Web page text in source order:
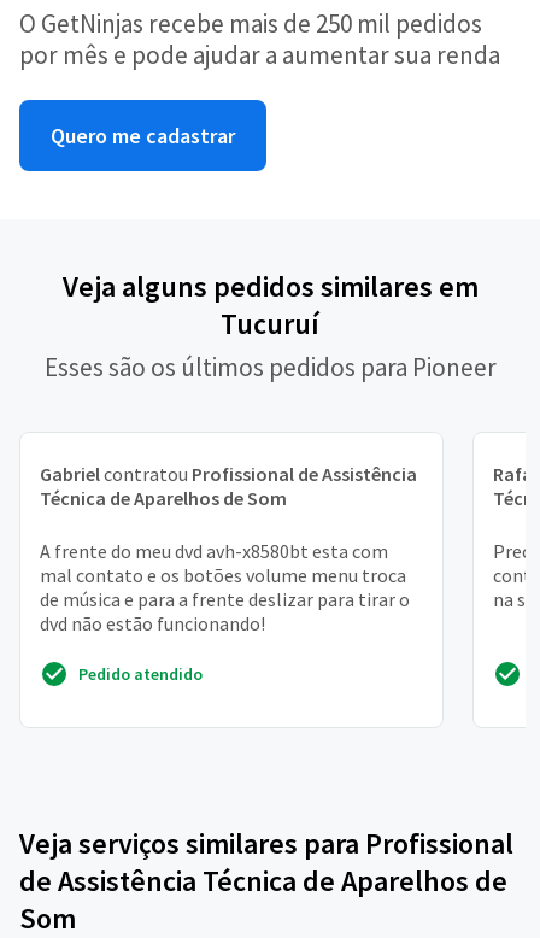
O GetNinjas recebe mais de 250 mil pedidos
por mês e pode ajudar a aumentar sua renda
Quero me cadastrar
Veja alguns pedidos similares em
Tucuruí
Esses são os últimos pedidos para Pioneer
Gabrielcontratou Profissional de Assistência
Técnica de Aparelhos de Som
A frente do meu dvd avh-x8580bt esta com
mal contato e os botões volume menu troca
de música e para a frente deslizar para tirar o
dvd não estão funcionando!
Pedido atendido
na
Veja serviços similares para Profissional
de Assistência Técnica de Aparelhos de
Som